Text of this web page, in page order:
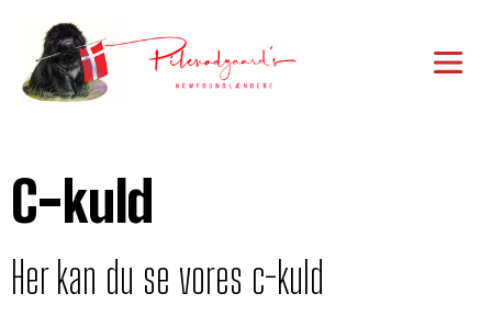
C-kuld
Her kan du se vores c-kuld